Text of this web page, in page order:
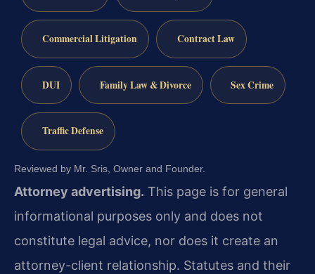
Commercial Litigation Contract Law
DUI Family Law & Divorce Sex Crime
Traffic Defense
Reviewed by Mr. Sris, Owner and Founder.
Attorney advertising. This page is for general
informational purposes only and does not
constitute legal advice, nor does it create an
attorney-client relationship. Statutes and their